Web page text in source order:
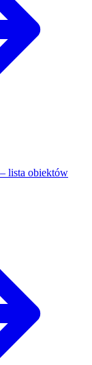
lista obiektów